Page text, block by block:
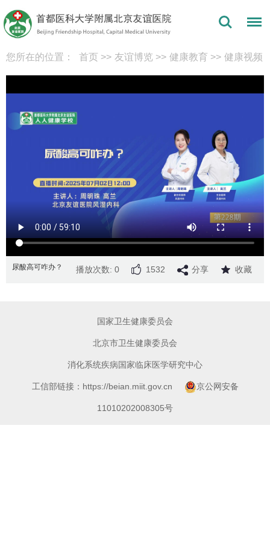
您所在的位置： 首页 >> 友谊博览 >> 健康教育 >> 健康视频
尿酸高可咋办？ 播放次数: 0 1532 分享 收藏
国家卫生健康委员会
北京市卫生健康委员会
消化系统疾病国家临床医学研究中心
工信部链接：https://beian.miit.gov.cn 京公网安备
11010202008305号